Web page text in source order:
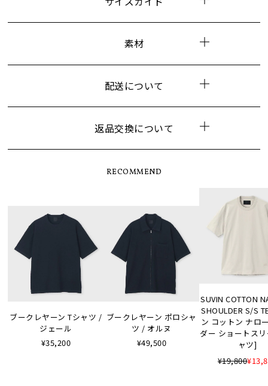
素材
配送について
返品交換について
RECOMMEND
ブークレヤーン Tシャツ /
ジェール
¥35,200
ブークレヤーン ポロシャ
ツ / オルヌ
¥49,500
SUVIN COTTON
SHOULDER S/S
ン コットン ナロ
ダー ショートス
ャツ]
¥19,800